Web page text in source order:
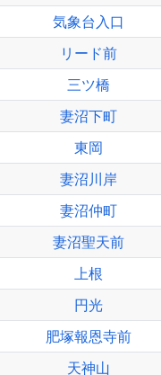
気象台入口
リード前
三ツ橋
妻沼下町
東岡
妻沼川岸
妻沼仲町
妻沼聖天前
上根
円光
肥塚報恩寺前
天神山